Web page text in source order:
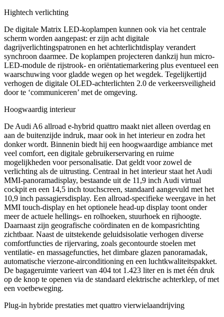
Hightech verlichting
De digitale Matrix LED-koplampen kunnen ook via het centrale
scherm worden aangepast: er zijn acht digitale
dagrijverlichtingspatronen en het achterlichtdisplay verandert
synchroon daarmee. De koplampen projecteren dankzij hun micro-
LED-module de rijstrook- en oriëntatiemarkering plus eventueel een
waarschuwing voor gladde wegen op het wegdek. Tegelijkertijd
verhogen de digitale OLED-achterlichten 2.0 de verkeersveiligheid
door te ‘communiceren’ met de omgeving.
Hoogwaardig interieur
De Audi A6 allroad e-hybrid quattro maakt niet alleen overdag en
aan de buitenzijde indruk, maar ook in het interieur en zodra het
donker wordt. Binnenin biedt hij een hoogwaardige ambiance met
veel comfort, een digitale gebruikerservaring en ruime
mogelijkheden voor personalisatie. Dat geldt voor zowel de
verlichting als de uitrusting. Centraal in het interieur staat het Audi
MMI-panoramadisplay, bestaande uit de 11,9 inch Audi virtual
cockpit en een 14,5 inch touchscreen, standaard aangevuld met het
10,9 inch passagiersdisplay. Een allroad-specifieke weergave in het
MMI touch-display en het optionele head-up display toont onder
meer de actuele hellings- en rolhoeken, stuurhoek en rijhoogte.
Daarnaast zijn geografische coördinaten en de kompasrichting
zichtbaar. Naast de uitstekende geluidsisolatie verhogen diverse
comfortfuncties de rijervaring, zoals gecontourde stoelen met
ventilatie- en massagefuncties, het dimbare glazen panoramadak,
automatische vierzone-airconditioning en een luchtkwaliteitspakket.
De bagageruimte varieert van 404 tot 1.423 liter en is met één druk
op de knop te openen via de standaard elektrische achterklep, of met
een voetbeweging.
Plug-in hybride prestaties met quattro vierwielaandrijving